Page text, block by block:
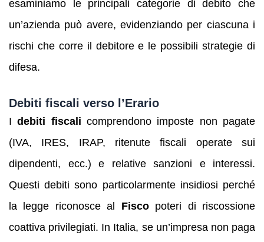
esaminiamo le principali categorie di debito che
un’azienda può avere, evidenziando per ciascuna i
rischi che corre il debitore e le possibili strategie di
difesa.
Debiti fiscali verso l’Erario
Idebiti fiscali comprendono imposte non pagate
(IVA, IRES, IRAP, ritenute fiscali operate sui
dipendenti, ecc.) e relative sanzioni e interessi.
Questi debiti sono particolarmente insidiosi perché
la legge riconosce al Fiscopoteri di riscossione
coattiva privilegiati. In Italia, se un’impresa non paga